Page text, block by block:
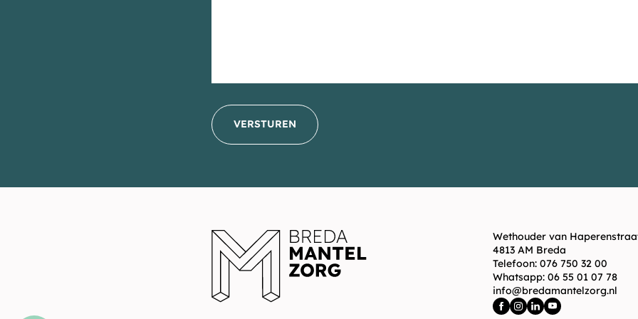
VERSTUREN
Wethouder van
4813 AM Breda
Telefoon: 076 750 32 00
Whatsapp: 06 55 01 07 78
info@bredamantelzorg.nl